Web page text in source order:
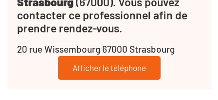
contacter ce professionnel afin de
prendre rendez-vous.
20 rue Wissembourg 67000 Strasbourg
Afficher le téléphone